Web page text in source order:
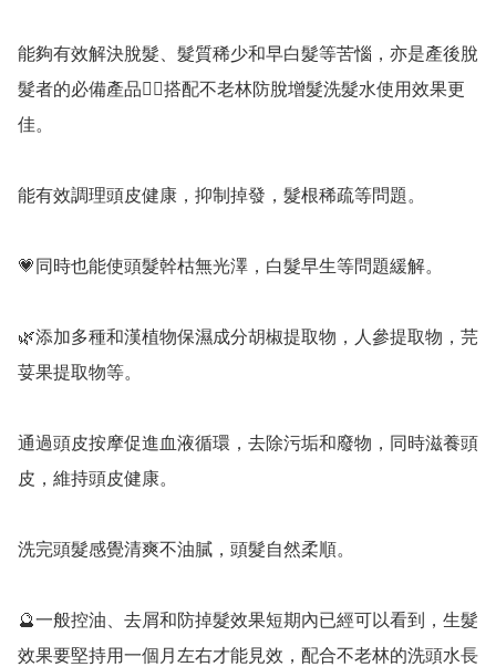
能夠有效解決脫髮、髮質稀少和早白髮等苦惱，亦是產後脫
髮者的必備產品👍🏻搭配不老林防脫增髮洗髮水使用效果更
佳。
能有效調理頭皮健康，抑制掉發，髮根稀疏等問題。
💗同時也能使頭髮幹枯無光澤，白髮早生等問題緩解。
🌿添加多種和漢植物保濕成分胡椒提取物，人參提取物，芫
荽果提取物等。
通過頭皮按摩促進血液循環，去除污垢和廢物，同時滋養頭
皮，維持頭皮健康。
洗完頭髮感覺清爽不油膩，頭髮自然柔順。
🔮一般控油、去屑和防掉髮效果短期內已經可以看到，生髮
效果要堅持用一個月左右才能見效，配合不老林的洗頭水長